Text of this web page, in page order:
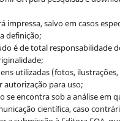
impressa, salvo em casos
definição;
é de total responsabilidade
utilizadas (fotos,
autorização para uso;
se encontra sob a análise em
científica, caso